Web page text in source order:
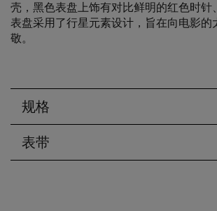
壳，黑色表盘上饰有对比鲜明的红色时针
表盘采用了行星元素设计，旨在向电影的
敬。
规格
表带